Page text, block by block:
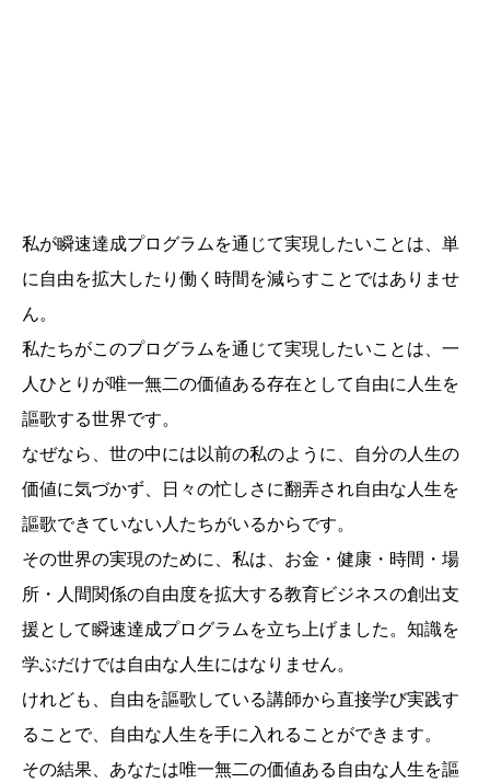
私が瞬速達成プログラムを通じて実現したいことは、単
に自由を拡大したり働く時間を減らすことではありませ
ん。
私たちがこのプログラムを通じて実現したいことは、一
人ひとりが唯一無二の価値ある存在として自由に人生を
謳歌する世界です。
なぜなら、世の中には以前の私のように、自分の人生の
価値に気づかず、日々の忙しさに翻弄され自由な人生を
謳歌できていない人たちがいるからです。
その世界の実現のために、私は、お金・健康・時間・場
所・人間関係の自由度を拡大する教育ビジネスの創出支
援として瞬速達成プログラムを立ち上げました。知識を
学ぶだけでは自由な人生にはなりません。
けれども、自由を謳歌している講師から直接学び実践す
ることで、自由な人生を手に入れることができます。
その結果、あなたは唯一無二の価値ある自由な人生を謳